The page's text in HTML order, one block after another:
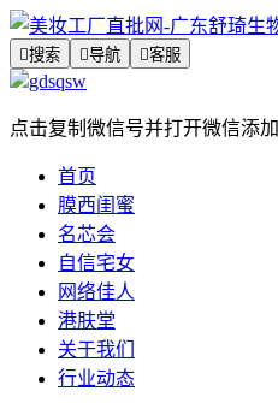
搜索 导航 客服
gdsqsw
点击复制微信号并打开微信添加
首页
膜西闺蜜
名芯会
自信宅女
网络佳人
港肤堂
关于我们
行业动态